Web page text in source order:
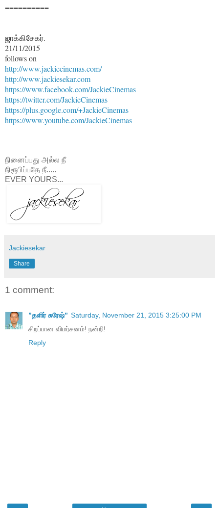
==========
ஜாக்கிசேகர்.
21/11/2015
follows on
http://www.jackiecinemas.com/
http://www.jackiesekar.com
https://www.facebook.com/JackieCinemas
https://twitter.com/JackieCinemas
https://plus.google.com/+JackieCinemas
https://www.youtube.com/JackieCinemas
நினைப்பது அல்ல நீ
நிரூபிப்பதே நீ.....
EVER YOURS...
Jackiesekar
Share
1 comment:
”தளிர் சுரேஷ்” Saturday, November 21, 2015 3:25:00 PM
சிறப்பான விமர்சனம்! நன்றி!
Reply